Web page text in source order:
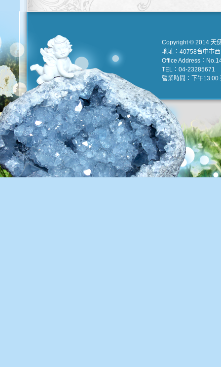
Copyright © 2014 天
地址：40758台中市
Office Address：
TEL：04-23285671
營業時間：下午13:00